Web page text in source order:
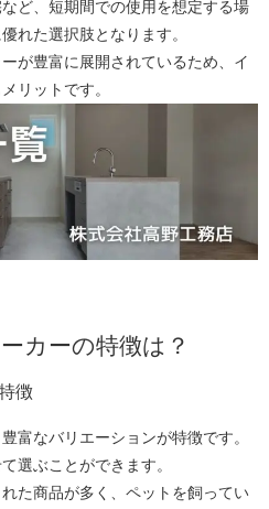
ど、短期間での使用を想定する場
れた選択肢となります。
が豊富に展開されているため、イ
リットです。
カーの特徴は？
徴
富なバリエーションが特徴です。
選ぶことができます。
た商品が多く、ペットを飼ってい